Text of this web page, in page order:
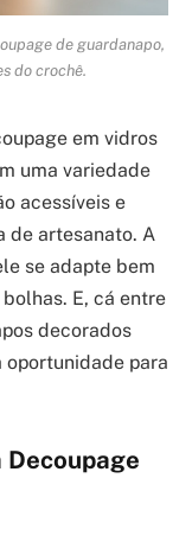
de guardanapo,
do crochê.
em vidros
uma variedade
acessíveis e
de artesanato. A
se adapte bem
E, cá entre
decorados
oportunidade para